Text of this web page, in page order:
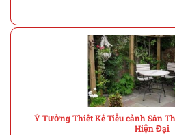
Ý Tưởng Thiết Kế Tiểu cảnh Sân
Hiện Đại